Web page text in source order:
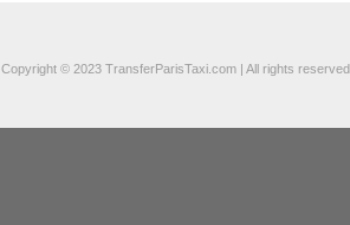
Copyright © 2023 TransferParisTaxi.com | All rights reserved